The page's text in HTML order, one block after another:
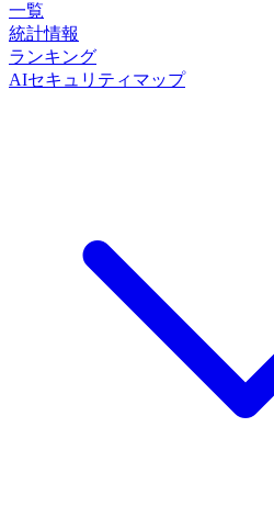
一覧
統計情報
ランキング
AIセキュリティマップ